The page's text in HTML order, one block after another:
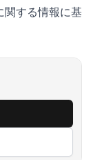
関する情報に基